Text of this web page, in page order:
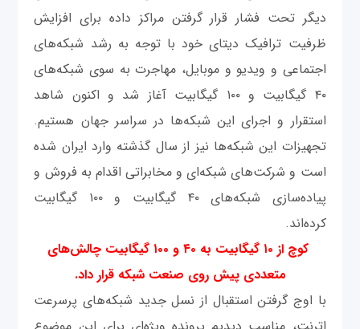
دیگر تحت فشار قرار گرفتن مراکز داده برای افزایش
ظرفیت ترافیک دیتای خود با توجه به رشد شبکه‌های
اجتماعی و ویدیو و موبایل، مهاجرت به سوی شبکه‌های
۴۰ گیگابیت و ۱۰۰ گیگابیت آغاز شد و اکنون شاهد
استقرار و اجرای این شبکه‌ها در سراسر جهان هستیم.
تجهیزات این شبکه‌ها نیز از سال گذشته وارد ایران شده
است و شرکت‌های شبکه‌ای و مخابراتی اقدام به فروش و
پیاده‌سازی شبکه‌های ۴۰ گیگابیت و ۱۰۰ گیگابیت
کرده‌اند.
کوچ از ۱۰ گیگابیت به ۴۰ و ۱۰۰ گیگابیت چالش‌های
متعددی پیش روی صنعت شبکه قرار داد.
با اوج گرفتن استقبال از نسل جدید شبکه‌های پرسرعت